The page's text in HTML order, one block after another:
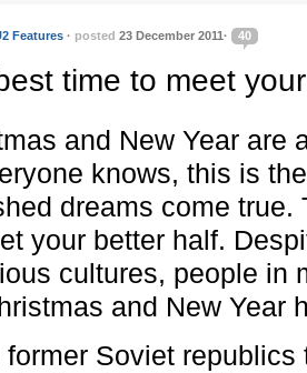
Features · posted 23 December 2011· 40
time to meet
and New Year are
knows, this is
dreams come true.
your better half.
cultures, people in
and New Year
former Soviet